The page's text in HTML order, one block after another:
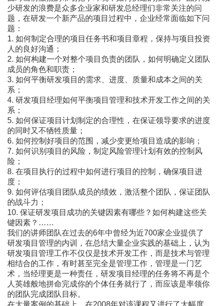
少研发的浪费是众多企业家和研发总经理们非常关注的问
题，在研发一个新产品的项目过程中，企业经常面临如下问
题：
1. 如何制定合理的项目任务书和项目章程，保持与项目投资
人的良好沟通；
2. 如何构建一个对整个项目负责的团队，如何明确定义团队
成员的角色和职责；
3. 如何平衡研发项目的需求、进度、质量和成本之间的关
系；
4. 研发项目经理如何平衡项目管理和技术开发工作之间的关
系；
5. 如何保证项目计划制定的合理性，在保证领导要求的进度
的同时又不牺牲质量；
6. 如何控制好项目的范围，减少变更给项目造成的影响；
7. 如何识别项目的风险，制定风险管理计划有效的控制风
险；
8. 在项目执行的过程中如何进行项目的控制，确保项目进
度；
9. 如何评估项目团队成员的绩效，激活整个团队，保证团队
的战斗力；
10. 保证研发项目成功的关键因素有哪些？如何构建这些关
键因素？……
我们的讲师团队在过去的6年中曾经为近700家企业提供了
研发项目管理的内训，在总结大量企业实践的基础上，认为
研发项目管理工作不仅仅是技术开发工作，而是技术与管理
相结合的工作，有时甚至完全是管理工作，管理是一门艺
术，当经理更是一种责任，研发项目经理的任务将不再是个
人英雄般地拼命完成你的个体任务就行了，而应该是率领你
的团队完成团队目标。
在大量案例的基础上，在2008年对该课程又进行了大幅度